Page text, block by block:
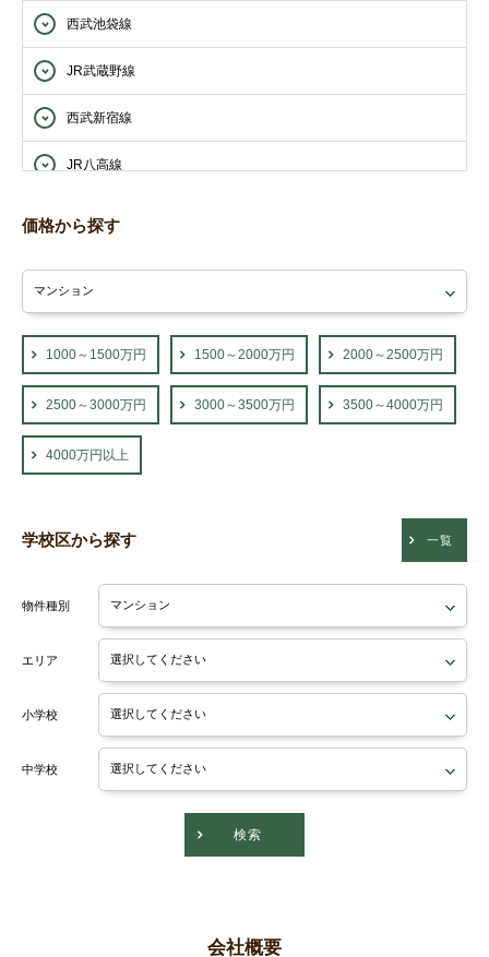
西武池袋線
JR武蔵野線
西武新宿線
JR八高線
JR青梅線
価格から探す
1000～1500万円 1500～2000万円 2000～2500万円
2500～3000万円 3000～3500万円 3500～4000万円
4000万円以上
学校区から探す 一覧
物件種別
エリア
小学校
中学校
検索
会社概要